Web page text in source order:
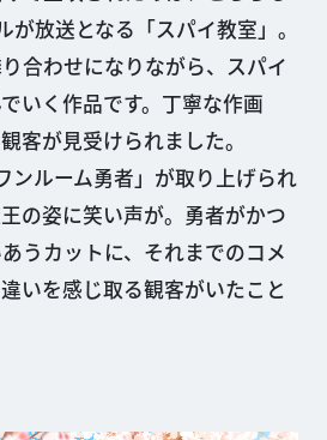
が放送となる「スパイ教室」。
合わせになりながら、スパイ
いく作品です。丁寧な作画
客が見受けられました。
ンルーム勇者」が取り上げられ
の姿に笑い声が。勇者がかつ
うカットに、それまでのコメ
いを感じ取る観客がいたこと